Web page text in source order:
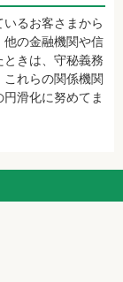
るお客さまから
他の金融機関や信
きは、守秘義務
れらの関係機関
滑化に努めてま